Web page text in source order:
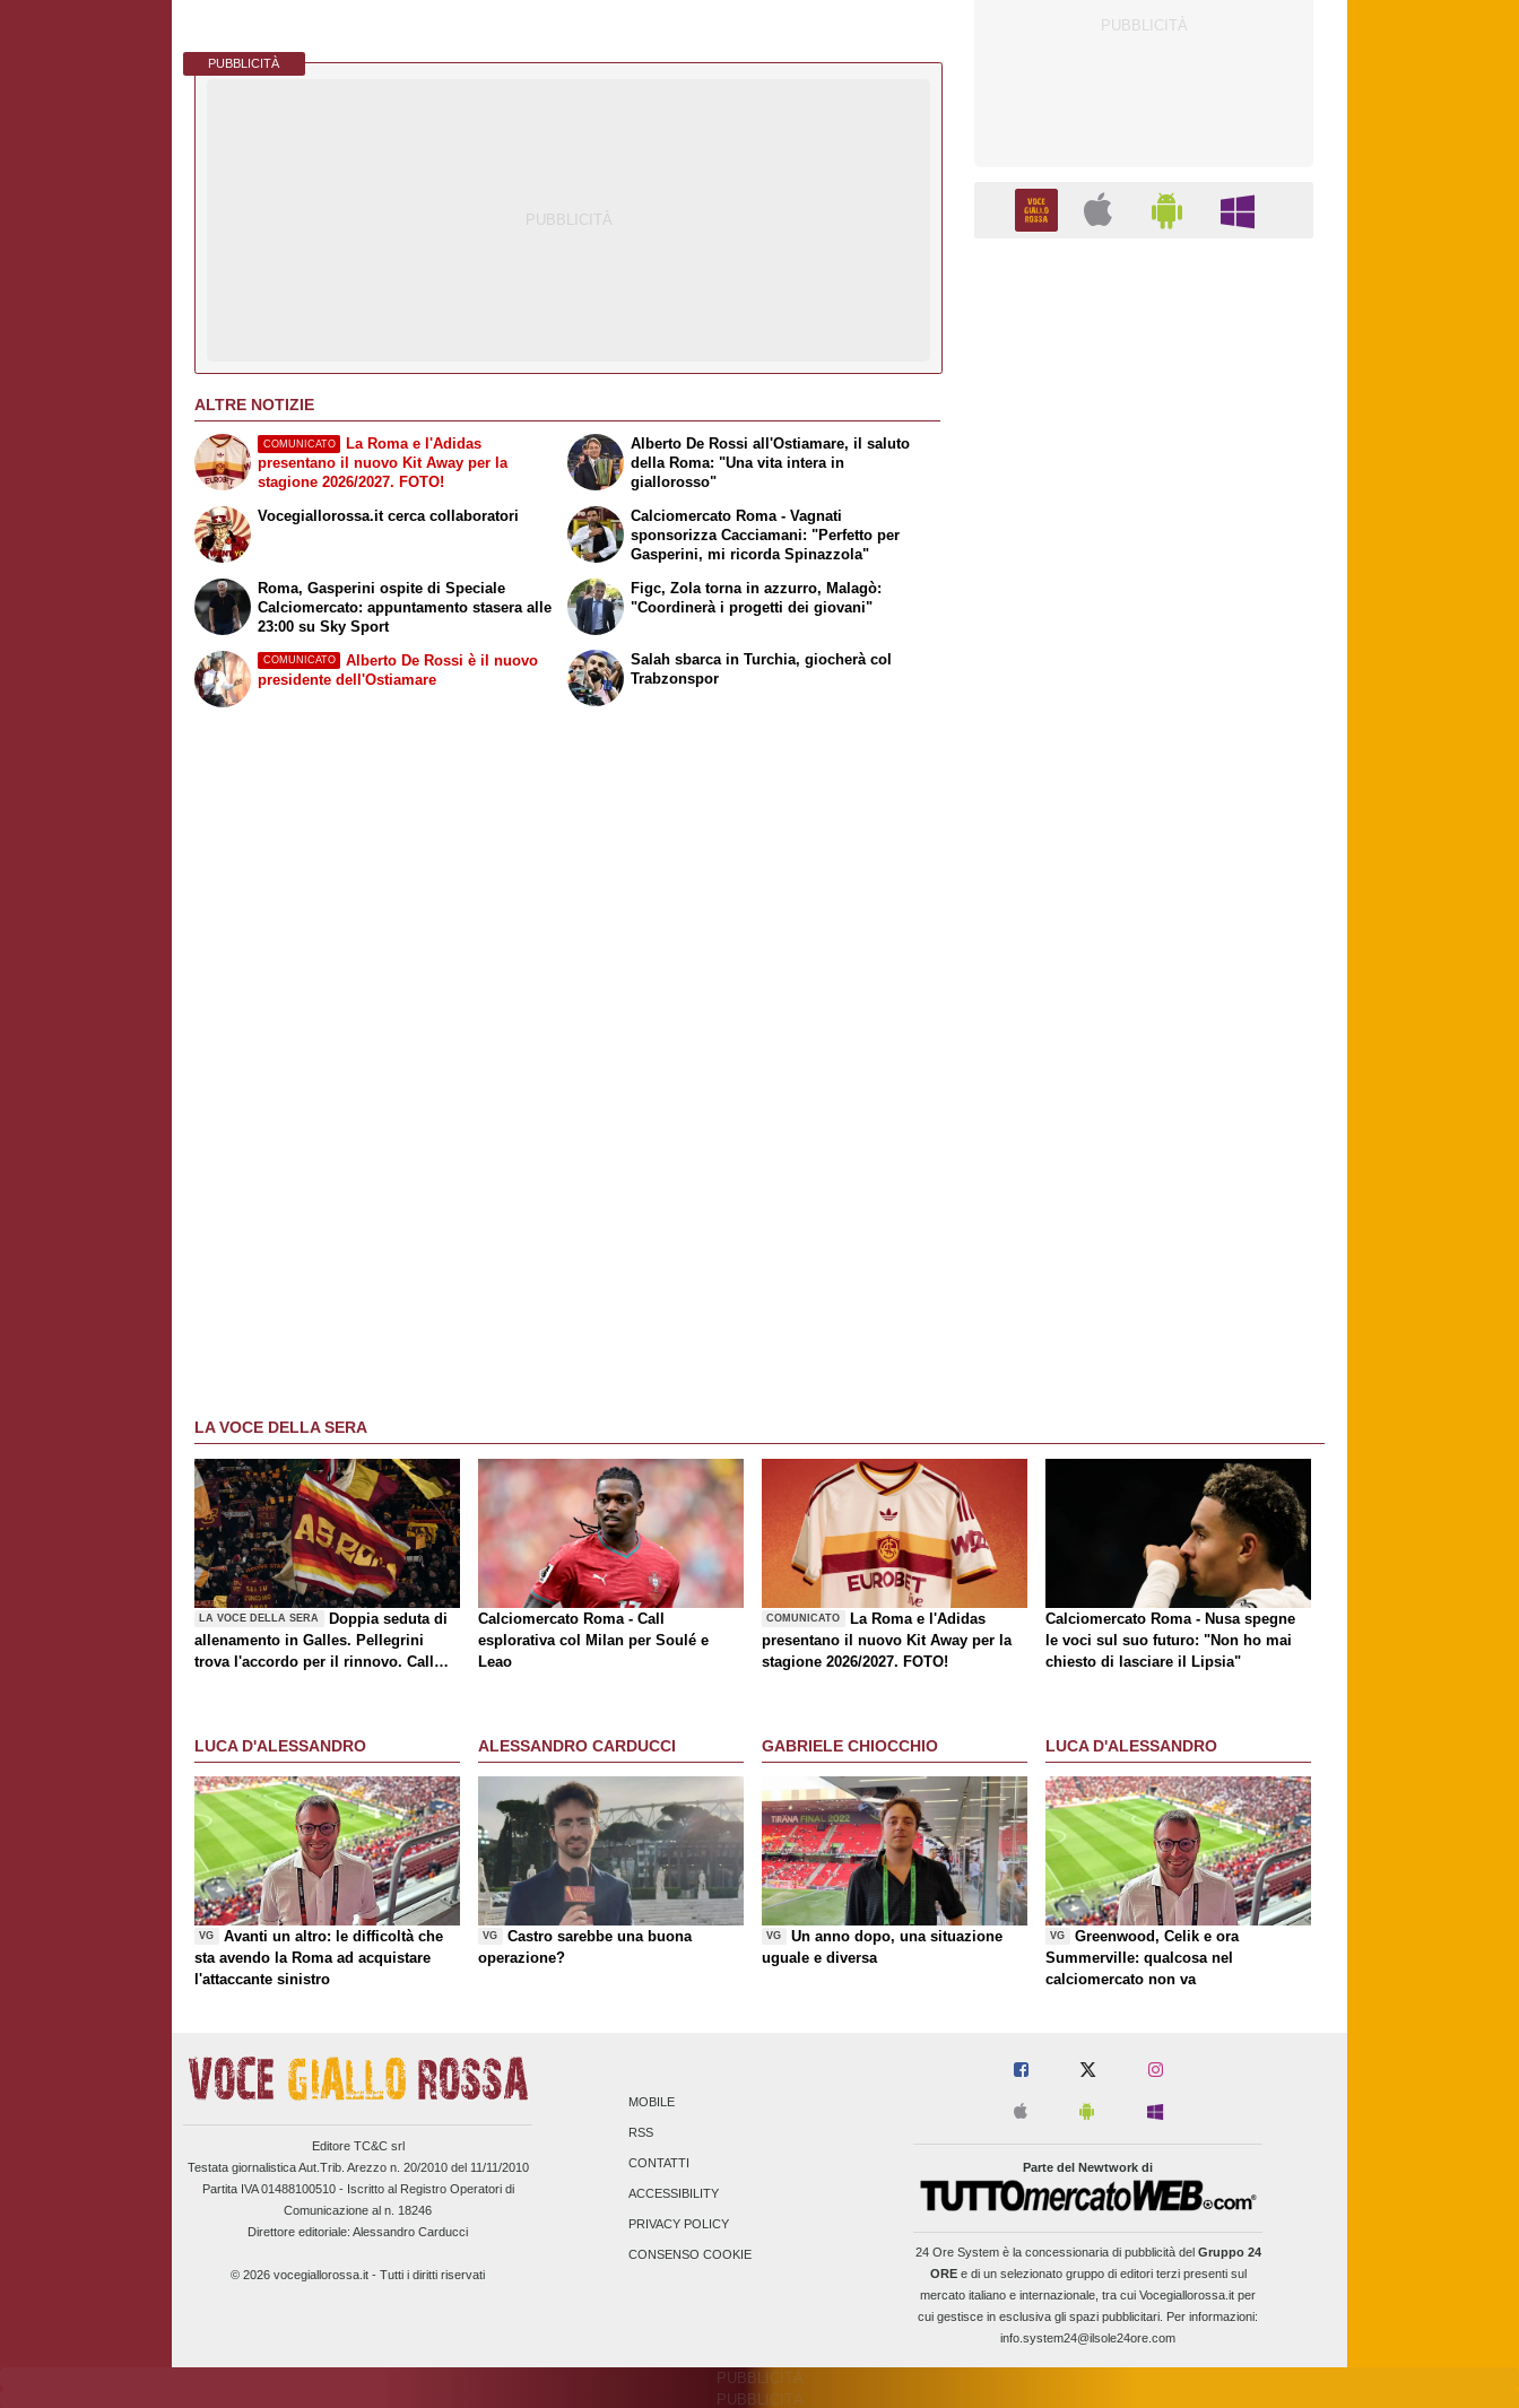
PUBBLICITÀ
ALTRE NOTIZIE
COMUNICATO
La Roma e l'Adidas
presentano il nuovo Kit Away per la
stagione 2026/2027. FOTO!
Vocegiallorossa.it cerca collaboratori
Alberto De Rossi all'Ostiamare, il saluto
della Roma: "Una vita intera in
giallorosso"
Calciomercato Roma - Vagnati
sponsorizza Cacciamani: "Perfetto per
Gasperini, mi ricorda Spinazzola"
Roma, Gasperini ospite diSpeciale
Calciomercato: appuntamento stasera alle
23:00 suSky Sport
COMUNICATO
Alberto De Rossi è il nuovo
presidente dell'Ostiamare
Figc, Zola torna in azzurro, Malagò:
"Coordinerà i progetti dei giovani"
Salah sbarca in Turchia, giocherà col
Trabzonspor
LA VOCE DELLA SERA
LA VOCE DELLA SERA
Doppia seduta di
allenamento in Galles. Pellegrini
trova l'accordo per il rinnovo. Call
Calciomercato Roma - Call
esplorativa col Milan per Soulé e
Leao
COMUNICATO
La Roma e l'Adidas
presentano il nuovo Kit Away per la
stagione 2026/2027. FOTO!
Calciomercato Roma - Nusa spegne
le voci sul suo futuro: "Non ho mai
chiesto di lasciare il Lipsia"
LUCA D'ALESSANDRO
VG
Avanti un altro: le difficoltà che
sta avendo la Roma ad acquistare
l'attaccante sinistro
ALESSANDRO CARDUCCI
VG
Castro sarebbe una buona
operazione?
GABRIELE CHIOCCHIO
VG
Un anno dopo, una situazione
uguale e diversa
LUCA D'ALESSANDRO
VG
Greenwood, Celik e ora
Summerville: qualcosa nel
calciomercato non va
Editore TC&C srl
Testata giornalistica Aut.Trib. Arezzo n. 20/2010 del 11/11/2010
Partita IVA 01488100510 - Iscritto al Registro Operatori di
Comunicazione al n. 18246
Direttore editoriale: Alessandro Carducci
© 2026 vocegiallorossa.it - Tutti i diritti riservati
MOBILE
RSS
CONTATTI
ACCESSIBILITY
PRIVACY POLICY
CONSENSO COOKIE
Parte del Newtwork di
24 Ore Systemè la concessionaria di pubblicità del Gruppo 24
OREe di un selezionato gruppo di editori terzi presenti sul
mercato italiano e internazionale, tra cui Vocegiallorossa.it per
cui gestisce in esclusiva gli spazi pubblicitari. Per informazioni:
info.system24@ilsole24ore.com